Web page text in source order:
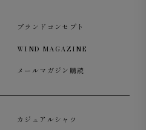
ブランドコンセプト
WIND MAGAZINE
メールマガジン購読
カジュアルシャツ